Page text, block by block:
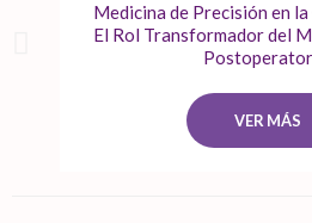
Medicina de Precisión en
El Rol Transformador del
VER MÁS